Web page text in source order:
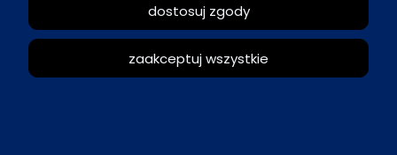
Reklamacje i zwroty
Moje konto
dostosuj zgody
zaakceptuj wszystkie